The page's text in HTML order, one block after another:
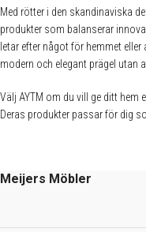
Med rötter i den skandinaviska
produkter som balanserar
letar efter något för hemmet
modern och elegant prägel utan
Välj AYTM om du vill ge ditt hem
Deras produkter passar för dig
Meijers Möbler